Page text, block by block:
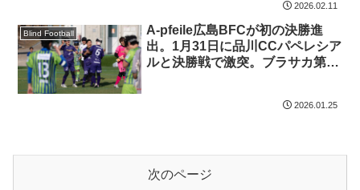
2026.02.11
Blind Football
A-pfeile広島BFCが初の決勝進
出。1月31日に品川CCパペレシア
ルと決勝戦で激突。ブラサカ第23
2026.01.25
次のページ